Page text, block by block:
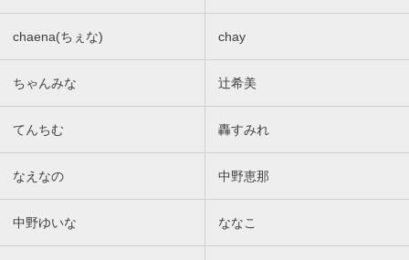
chaena(ちぇな) chay
ちゃんみな 辻希美
てんちむ 轟すみれ
なえなの 中野恵那
中野ゆいな ななこ